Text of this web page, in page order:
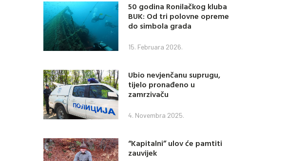
50 godina Ronilačkog kluba
BUK: Od tri polovne opreme
do simbola grada
15. Februara 2026.
Ubio nevjenčanu suprugu,
tijelo pronađeno u
zamrzivaču
4. Novembra 2025.
“Kapitalni” ulov će pamtiti
zauvijek